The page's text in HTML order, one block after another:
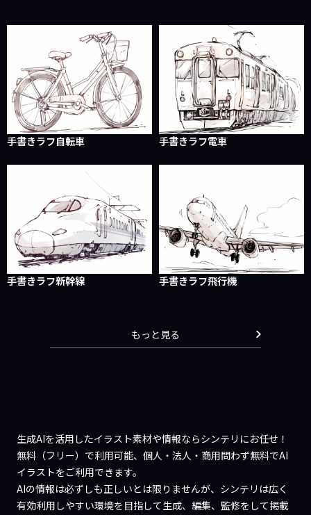
手書きラフ自転車 手書きラフ電車
手書きラフ新幹線 手書きラフ飛行機
もっと見る
生成AIを活用したイラスト素材や情報ならシンテリにお任せ！
無料（フリー）で利用可能、個人・法人・商用問わず無料でAI
イラストをご利用できます。
AIの情報は必ずしも正しいとは限りませんが、シンテリは広く
有効利用しやすい環境を目指して生成、編集、監修をして掲載